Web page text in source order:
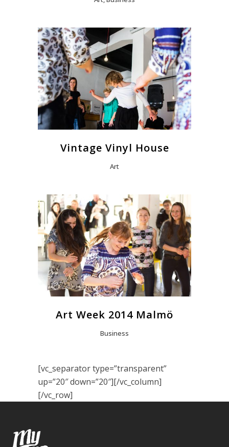
Vintage Vinyl House
Art
Art Week 2014 Malmö
Business
[vc_separator type=”transparent”
up=”20″ down=”20″][/vc_column]
[/vc_row]